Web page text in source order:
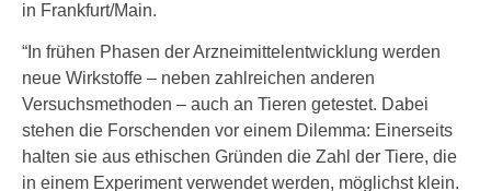
in Frankfurt/Main.
“In frühen Phasen der Arzneimittelentwicklung werden
neue Wirkstoffe – neben zahlreichen anderen
Versuchsmethoden – auch an Tieren getestet. Dabei
stehen die Forschenden vor einem Dilemma: Einerseits
halten sie aus ethischen Gründen die Zahl der Tiere, die
in einem Experiment verwendet werden, möglichst klein.